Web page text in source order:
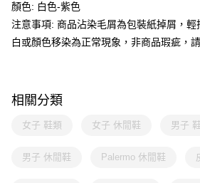
顏色: 白色-紫色
注意事項: 商品沾染毛屑為包裝紙掉屑，
白或顏色移染為正常現象，非商品瑕疵，
相關分類
女子 鞋類 女子 休閒鞋 男子
男子 休閒鞋 Palermo 休閒鞋